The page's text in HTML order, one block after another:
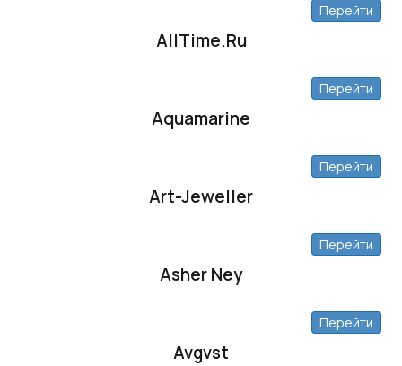
Перейти
AllTime.Ru
Перейти
Aquamarine
Перейти
Art-Jeweller
Перейти
Asher Ney
Перейти
Avgvst